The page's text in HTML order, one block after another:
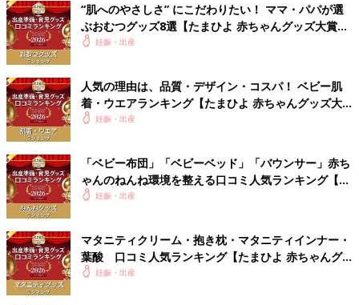
“肌へのやさしさ” にこだわりたい！ ママ・パパが選
ぶおむつグッズ8選【たまひよ 赤ちゃんグッズ大賞
2026】
妊娠・出産
人気の理由は、品質・デザイン・コスパ！ ベビー肌
着・ウエアランキング【たまひよ 赤ちゃんグッズ大
賞2026】
妊娠・出産
「ベビー布団」「ベビーベッド」「バウンサー」赤ち
ゃんのねんね環境を整える口コミ人気ランキング【た
まひよ 赤ちゃんグッズ大賞2026】
妊娠・出産
マタニティクリーム・抱き枕・マタニティインナー・
葉酸 口コミ人気ランキング【たまひよ 赤ちゃんグ
ッズ大賞2026】
妊娠・出産